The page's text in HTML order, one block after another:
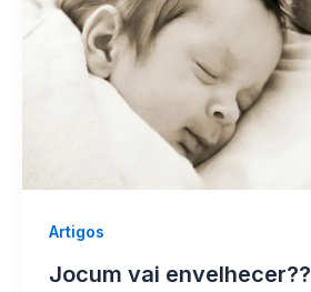
Artigos
Jocum vai envelhecer??